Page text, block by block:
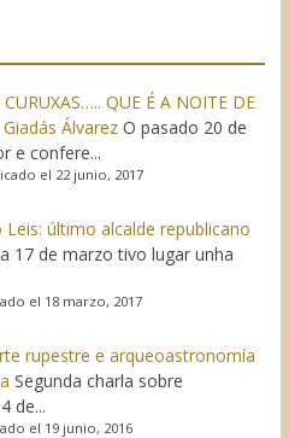
QUE É A NOITE DE
Álvarez O pasado 20 de
e confere...
el 22 junio, 2017
último alcalde republicano
17 de marzo tivo lugar unha
el 18 marzo, 2017
rupestre e arqueoastronomía
Segunda charla sobre
de...
el 19 junio, 2016